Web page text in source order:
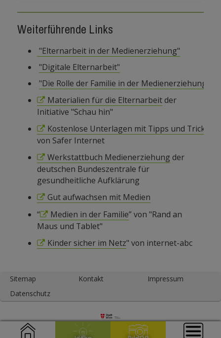
Weiterführende Links
"Elternarbeit in der Medienerziehung"
"Digitale Elternarbeit"
"Die Rolle der Familie in der Medienerziehung"
Materialien für die Elternarbeitder
Initiative "Schau hin"
Kostenlose Unterlagen mit Tipps und Tricks
von Safer Internet
Werkstattbuch Medienerziehung der
deutschen Bundeszentrale für
gesundheitliche Aufklärung
Gut aufwachsen mit Medien
“
Medien in der Familie” von "Rand an
Maus und Tablet"
Kinder sicher im Netz" von internet-abc
Sitemap Kontakt
Impressum
Datenschutz